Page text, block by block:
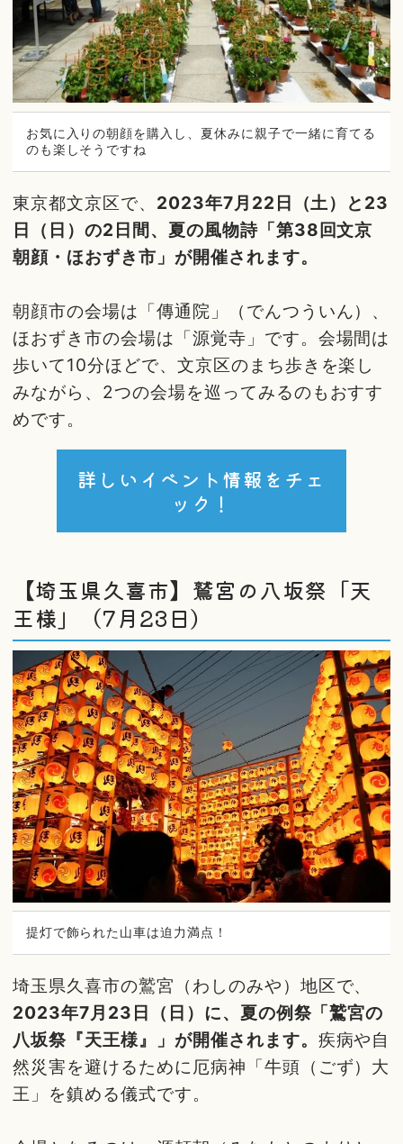
お気に入りの朝顔を購入し、夏休みに親子で一緒に育てる
のも楽しそうですね
東京都文京区で、 2023年7月22日（土）と23
日（日）の2日間、夏の風物詩「第38回文京
朝顔・ほおずき市」が開催されます。
朝顔市の会場は「傳通院」（でんつういん）、
ほおずき市の会場は「源覚寺」です。会場間は
歩いて10分ほどで、文京区のまち歩きを楽し
みながら、2つの会場を巡ってみるのもおすす
めです。
詳しいイベント情報をチェ
ック！
【埼玉県久喜市】鷲宮の八坂祭「天
王様」（7月23日）
提灯で飾られた山車は迫力満点！
埼玉県久喜市の鷲宮（わしのみや）地区で、
2023年7月23日（日）に、夏の例祭「鷲宮の
八坂祭『天王様』」が開催されます。 疾病や自
然災害を避けるために厄病神「牛頭（ごず）大
王」を鎮める儀式です。